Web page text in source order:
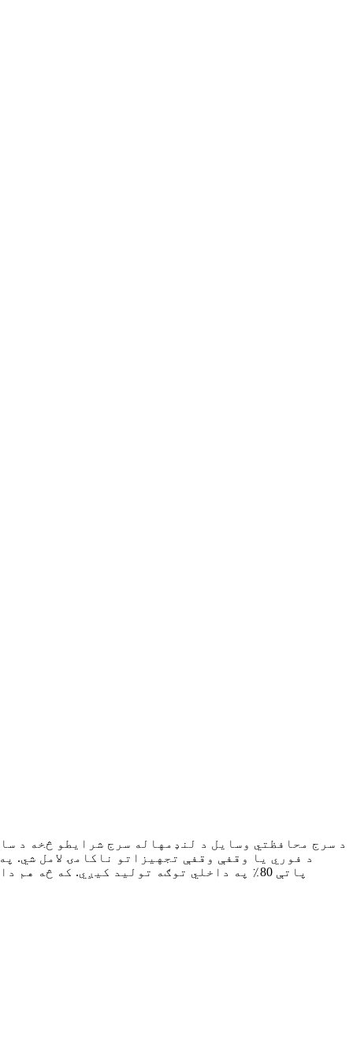
د سرج محافظتي وسایل د لنډمهاله سرج شرایطو څخه د
پاتې 80٪ په داخلي توګه تولید کیږي. که